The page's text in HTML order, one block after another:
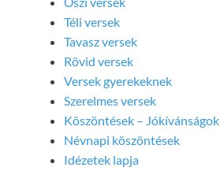
Téli versek
Tavasz versek
Rövid versek
Versek gyerekeknek
Szerelmes versek
Köszöntések – Jókívánságok
Névnapi köszöntések
Idézetek lapja